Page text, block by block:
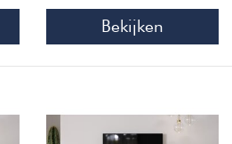
Bekijken